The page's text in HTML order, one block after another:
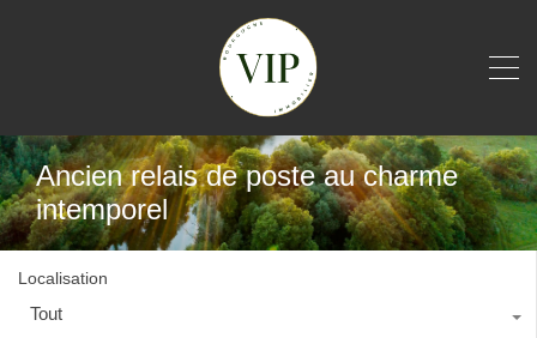
Ancien relais de poste au charme
intemporel
Localisation
Tout